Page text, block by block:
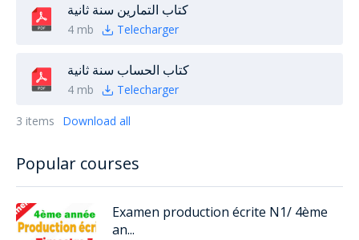
كتاب التمارين سنة ثانية
4 mb Telecharger
كتاب الحساب سنة ثانية
4 mb Telecharger
3 items Download all
Popular courses
Examen production écrite N1/ 4ème
an...